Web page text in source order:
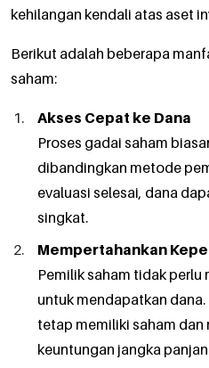
kehilangan kendali atas aset
Berikut adalah beberapa
saham:
Akses Cepat ke Dana
Proses gadai saham
dibandingkan metode
evaluasi selesai, dana
singkat.
Mempertahankan
Pemilik saham tidak perlu
untuk mendapatkan
tetap memiliki saham
keuntungan jangka